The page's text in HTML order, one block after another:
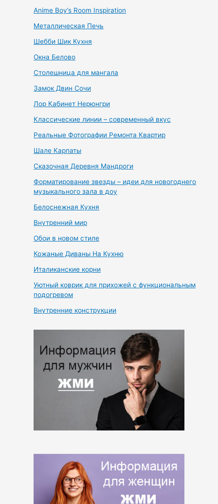
Anime Boy’s Room Inspiration
Металлическая Печь
Шебби Шик Кухня
Окна Белово
Столешница для мангала
Замок Двин Сочи
Лор Кабинет Нерюнгри
Классические линии – современный вкус
Реальные Фотографии Ремонта Квартир
Шале Карпаты
Сказочная Деревня Мандроги
Форматирование звезды – идеи для новогоднего
музыкального зала в доу
Белоснежная Кухня
Внутренний мир
Обои в новом стиле
Кожаные Диваны На Кухню
Италиканские корни
Уютный коврик для прихожей с функциональным
подогревом
Внутренние конструкции